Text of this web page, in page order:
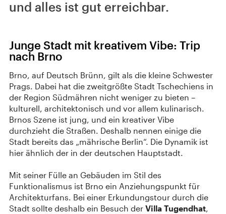
und alles ist gut erreichbar.
Junge Stadt mit kreativem Vibe: Trip
nach Brno
Brno, auf Deutsch Brünn, gilt als die kleine Schwester
Prags. Dabei hat die zweitgrößte Stadt Tschechiens in
der Region Südmähren nicht weniger zu bieten –
kulturell, architektonisch und vor allem kulinarisch.
Brnos Szene ist jung, und ein kreativer Vibe
durchzieht die Straßen. Deshalb nennen einige die
Stadt bereits das „mährische Berlin“. Die Dynamik ist
hier ähnlich der in der deutschen Hauptstadt.
Mit seiner Fülle an Gebäuden im Stil des
Funktionalismus ist Brno ein Anziehungspunkt für
Architekturfans. Bei einer Erkundungstour durch die
Stadt sollte deshalb ein Besuch der Villa Tugendhat,